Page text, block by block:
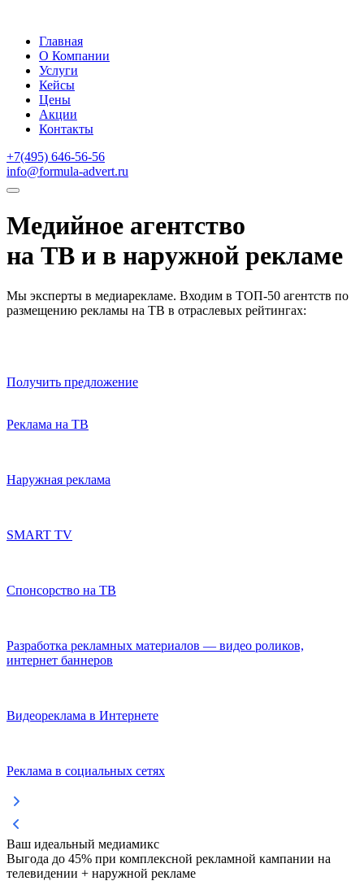
Главная
О Компании
Услуги
Кейсы
Цены
Акции
Контакты
+7(495) 646-56-56
info@formula-advert.ru
Медийное агентство
на ТВ и в наружной рекламе
Мы эксперты в медиарекламе. Входим в ТОП-50 агентств по
размещению рекламы на ТВ в отраслевых рейтингах:
Получить предложение
Реклама на ТВ
Наружная реклама
SMART TV
Спонсорство на ТВ
Разработка рекламных материалов — видео роликов,
интернет баннеров
Видеореклама в Интернете
Реклама в социальных сетях
Ваш идеальный медиамикс
Выгода до 45% при комплексной рекламной кампании на
телевидении + наружной рекламе